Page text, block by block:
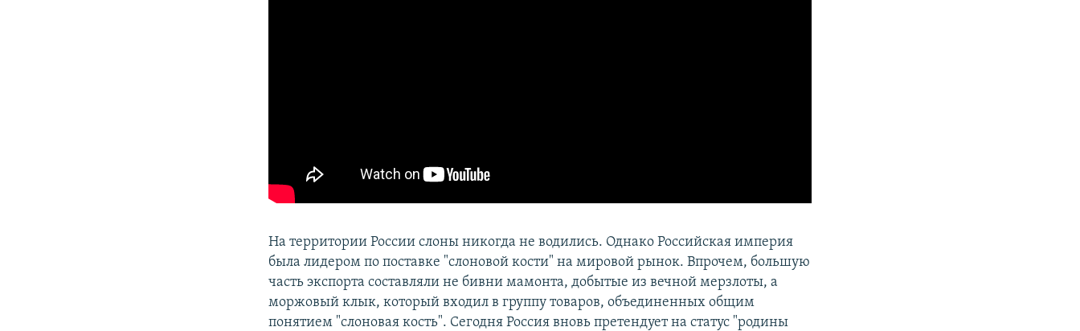
На территории России слоны никогда не водились. Однако Российская империя
была лидером по поставке "слоновой кости" на мировой рынок. Впрочем, большую
часть экспорта составляли не бивни мамонта, добытые из вечной мерзлоты, а
моржовый клык, который входил в группу товаров, объединенных общим
понятием "слоновая кость". Сегодня Россия вновь претендует на статус "родины